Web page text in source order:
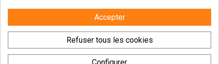
Contactez-nous
Accepter
Refuser tous les cookies